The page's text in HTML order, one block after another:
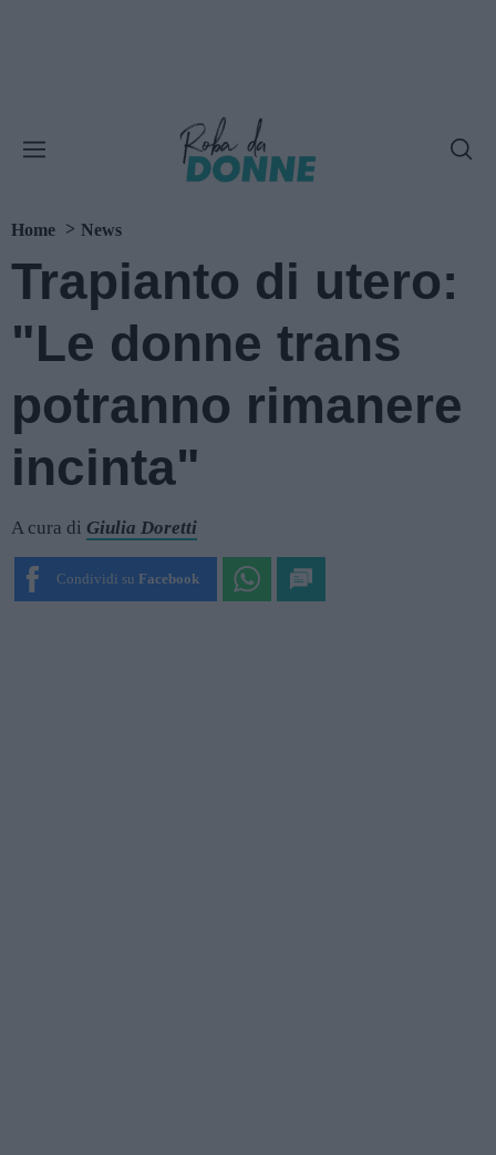
Home News
Trapianto di utero:
"Le donne trans
potranno rimanere
incinta"
A cura di Giulia Doretti
Condividi su Facebook